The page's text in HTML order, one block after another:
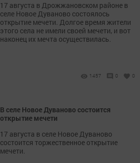
17 августа в Дрожжановском районе в
селе Новое Дуваново состоялось
открытие мечети. Долгое время жители
этого села не имели своей мечети, и вот
наконец их мечта осуществилась.
1457 0 0
В селе Новое Дуваново состоится
открытие мечети
17 августа в селе Новое Дуваново
состоится торжественное открытие
мечети.